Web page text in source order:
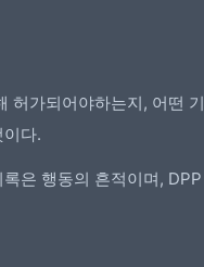
허가되어야하는지, 어떤 기
다.
은 행동의 흔적이며, DPP